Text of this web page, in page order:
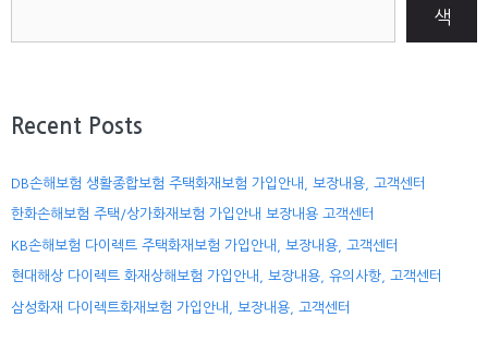
색
Recent Posts
DB손해보험 생활종합보험 주택화재보험 가입안내, 보장내용, 고객센터
한화손해보험 주택/상가화재보험 가입안내 보장내용 고객센터
KB손해보험 다이렉트 주택화재보험 가입안내, 보장내용, 고객센터
현대해상 다이렉트 화재상해보험 가입안내, 보장내용, 유의사항, 고객센터
삼성화재 다이렉트화재보험 가입안내, 보장내용, 고객센터